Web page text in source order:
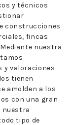
y técnicos
construcciones
fincas
nuestra
y valoraciones
tienen
amolden a los
con una gran
nuestra
tipo de